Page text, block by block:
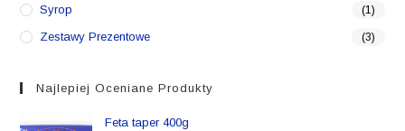
Syrop (1)
Zestawy Prezentowe (3)
Najlepiej Oceniane Produkty
Feta taper 400g